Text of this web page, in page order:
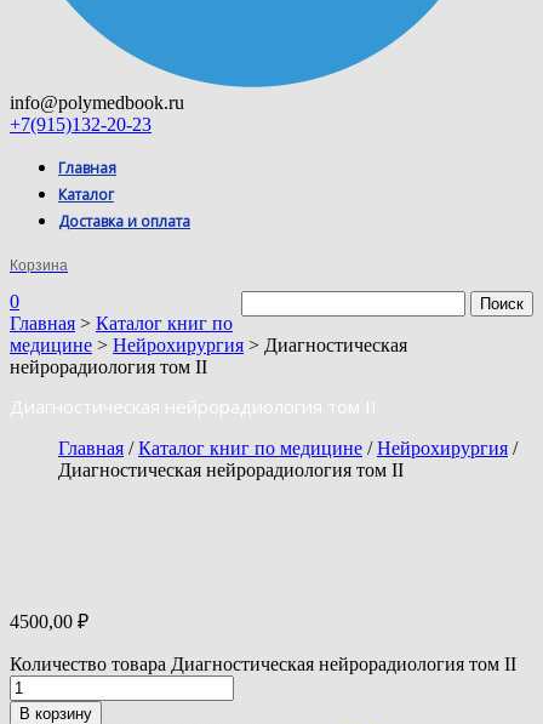
info@polymedbook.ru
+7(915)132-20-23
Главная
Каталог
Доставка и оплата
Корзина
0
Главная > Каталог книг по
медицине > Нейрохирургия > Диагностическая
нейрорадиология том II
Диагностическая нейрорадиология том II
Главная /Каталог книг по медицине /Нейрохирургия /
Диагностическая нейрорадиология том II
4500,00 ₽
Количество товара Диагностическая нейрорадиология том II
В корзину